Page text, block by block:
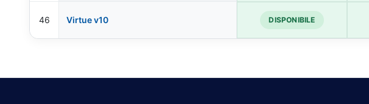
46 Virtue v10 DISPONIBILE